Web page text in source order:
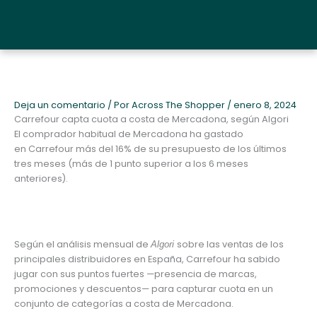
Deja un comentario / PorAcross The Shopper / enero 8, 2024
Carrefour capta cuota a costa de Mercadona, según Algori
El comprador habitual de Mercadona ha gastado
en Carrefour más del 16% de su presupuesto de los últimos
tres meses (más de 1 punto superior a los 6 meses
anteriores).
Según el análisis mensual deAlgori sobre las ventas de los
principales distribuidores en España, Carrefour‍ ha sabido
jugar con sus puntos fuertes —presencia de marcas,
promociones y descuentos— para capturar cuota en un
conjunto de categorías a costa de Mercadona.